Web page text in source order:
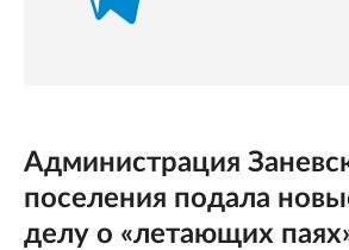
Администрация
поселения подала
делу о «летающих